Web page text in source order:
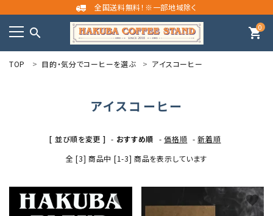
全国送料無料！※一部地域除く
search 0
shopping_cart
meeting_room ログイン person 新規会員登録
search
カテゴリーから探す
コンテンツ
TOP 目的・気分でコーヒーを選ぶ アイスコーヒー
アイスコーヒー
[ 並び順を変更 ] - おすすめ順 -価格順 -新着順
全 [3] 商品中 [1-3] 商品を表示しています
favorite favorite